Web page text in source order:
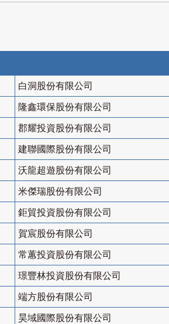
白洞股份有限公司
隆鑫環保股份有限公司
郡耀投資股份有限公司
建聯國際股份有限公司
沃龍超遊股份有限公司
米傑瑞股份有限公司
鉅貿投資股份有限公司
賀宸股份有限公司
常蕙投資股份有限公司
璟豐林投資股份有限公司
端方股份有限公司
昊域國際股份有限公司